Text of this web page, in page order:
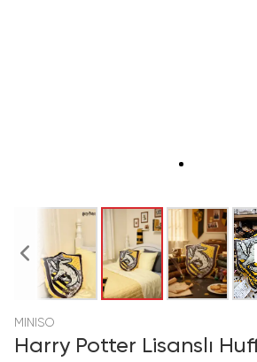
MINISO
Harry Potter Lisanslı